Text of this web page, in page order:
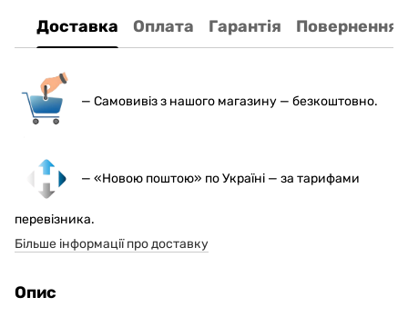
Доставка Оплата Гарантія Повернення
— Самовивіз з нашого магазину — безкоштовно.
— «Новою поштою» по Україні — за тарифами
перевізника.
Більше інформації про доставку
Опис